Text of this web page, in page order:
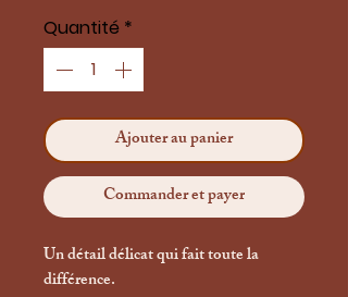
Quantité *
Ajouter au panier
Commander et payer
Un détail délicat qui fait toute la
différence.